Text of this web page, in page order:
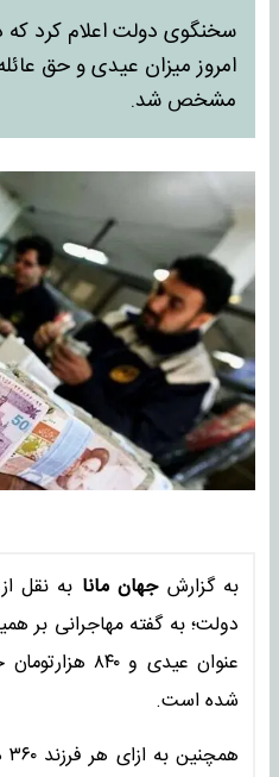
سخنگوی دولت اعلام کرد
امروز میزان عیدی و حق
مشخص شد.
به گزارش جهان مانا به نقل
عنوان عیدی و
شده است.